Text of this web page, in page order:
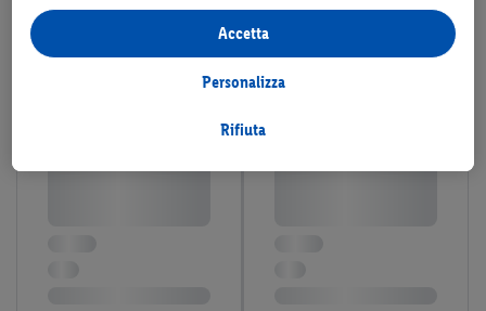
statistiche o per realizzare pubblicità personalizzate all’interno
e all’esterno dei servizi Lidl. Se partecipi al programma Lidl Plus,
per tali finalità vengono trattati anche dati riguardanti il tuo
Selezionando “Personalizza” puoi consentire solo alcune
Rifiuta
Personalizza
Accetta